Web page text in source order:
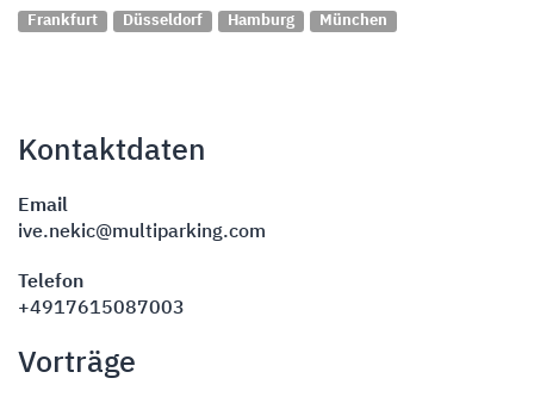
Frankfurt Düsseldorf Hamburg München
Kontaktdaten
Email
ive.nekic@multiparking.com
Telefon
+4917615087003
Vorträge